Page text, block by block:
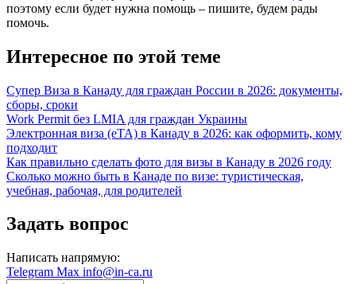
поэтому если будет нужна помощь – пишите, будем рады
помочь.
Интересное по этой теме
Супер Виза в Канаду для граждан России в 2026: документы,
сборы, сроки
Work Permit без LMIA для граждан Украины
Электронная виза (eTA) в Канаду в 2026: как оформить, кому
подходит
Как правильно сделать фото для визы в Канаду в 2026 году
Сколько можно быть в Канаде по визе: туристическая,
учебная, рабочая, для родителей
Задать вопрос
Написать напрямую:
Telegram Max info@in-ca.ru